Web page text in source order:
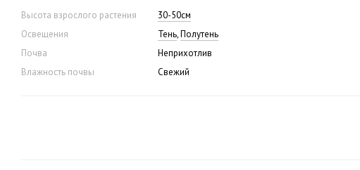
Высота взрослого растения
30-50см
Освещения
Тень,Полутень
Почва
Неприхотлив
Влажность почвы
Свежий